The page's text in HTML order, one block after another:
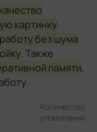
картинку.
без шума
. Также
памяти,
Количество
упоминаний